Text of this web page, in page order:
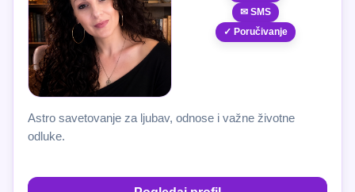
✉ SMS
✓ Poručivanje
Astro savetovanje za ljubav, odnose i važne životne
odluke.